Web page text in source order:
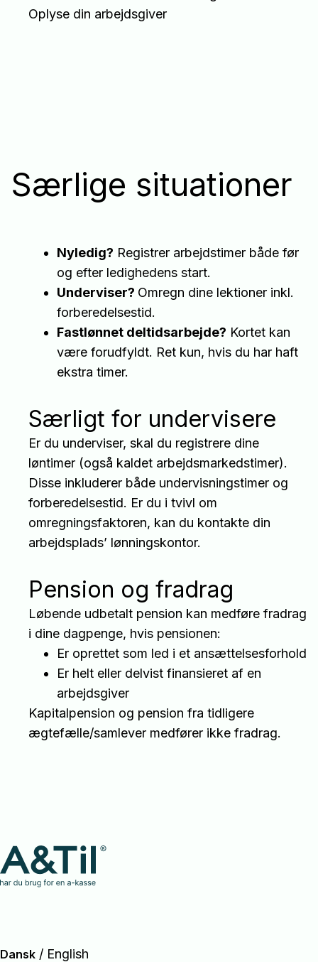
Oplyse din arbejdsgiver
Særlige situationer
Nyledig? Registrer arbejdstimer både før
og efter ledighedens start.
Underviser? Omregn dine lektioner inkl.
forberedelsestid.
Fastlønnet deltidsarbejde? Kortet kan
være forudfyldt. Ret kun, hvis du har haft
ekstra timer.
Særligt for undervisere
Er du underviser, skal du registrere dine
løntimer (også kaldet arbejdsmarkedstimer).
Disse inkluderer både undervisningstimer og
forberedelsestid. Er du i tvivl om
omregningsfaktoren, kan du kontakte din
arbejdsplads’ lønningskontor.
Pension og fradrag
Løbende udbetalt pension kan medføre fradrag
i dine dagpenge, hvis pensionen:
Er oprettet som led i et ansættelsesforhold
Er helt eller delvist finansieret af en
arbejdsgiver
Kapitalpension og pension fra tidligere
ægtefælle/samlever medfører ikke fradrag.
Dansk / English